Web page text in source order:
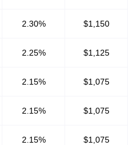
2.30% $1,150
2.25% $1,125
2.15% $1,075
2.15% $1,075
2.15% $1,075